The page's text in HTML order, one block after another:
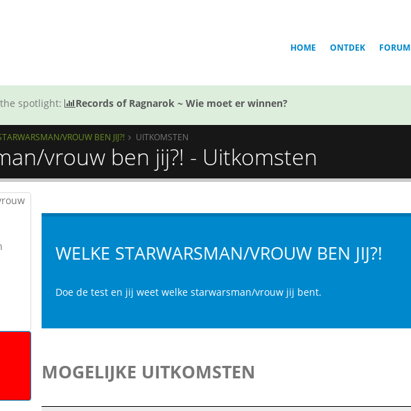
HOME ONTDEK FORUM
spotlight: Records of Ragnarok ~ Wie moet er winnen?
VROUW BEN JIJ?! UITKOMSTEN
vrouw ben jij?! - Uitkomsten
WELKE STARWARSMAN/VROUW BEN JIJ?!
Doe de test en jij weet welke starwarsman/vrouw jij bent.
MOGELIJKE UITKOMSTEN